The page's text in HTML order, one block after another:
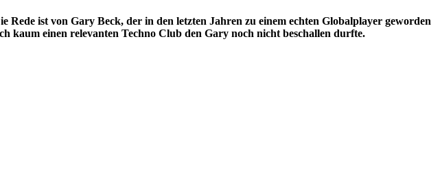
ist von Gary Beck, der in den letzten Jahren zu einem echten Globalplayer geworden
kaum einen relevanten Techno Club den Gary noch nicht beschallen durfte.